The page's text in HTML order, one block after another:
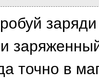
точно в